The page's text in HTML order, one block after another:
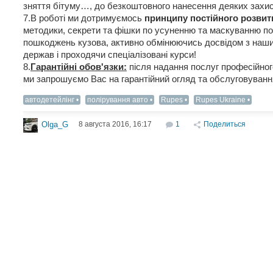
зняття бітуму…, до безкоштовного нанесення деяких
7.В роботі ми дотримуємось принципу постійного
методики, секрети та фішки по усуненню та маскуванню
пошкоджень кузова, активно обмінюючись досвідом з
держав і проходячи спеціалізовані курси!
8.Гарантійні обов'язки: після надання послуг
ми запрошуємо Вас на гарантійний огляд та
автодетейлінг полірування авто Rupes Rupes Ukraine
Olga_G 8 августа 2016, 16:17 1 Поделиться